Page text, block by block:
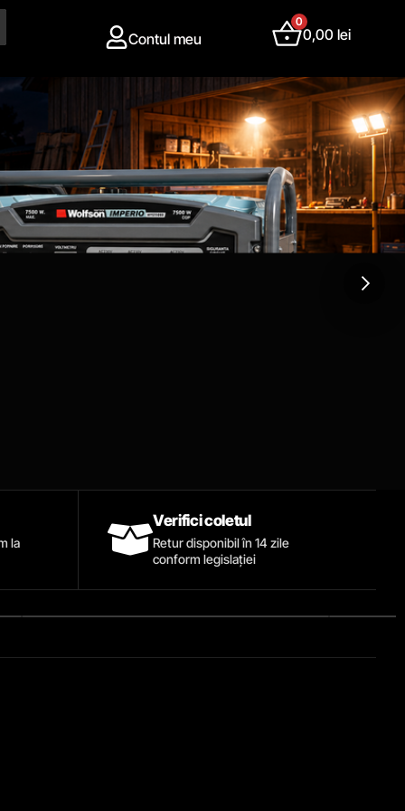
Contul meu
0
0,00lei
la
Verifici coletul
Retur disponibil în 14 zile
conform legislației